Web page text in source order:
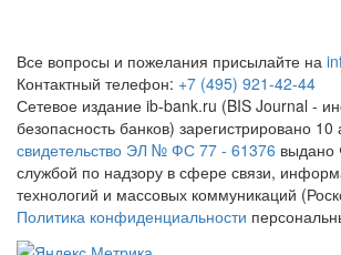
Все вопросы и пожелания присылайте на
Контактный телефон: +7 (495) 921-42-44
Сетевое издание ib-bank.ru (BIS Journal -
безопасность банков) зарегистрировано
свидетельство ЭЛ № ФС 77 - 61376 выдано
службой по надзору в сфере связи,
технологий и массовых коммуникаций
Политика конфиденциальности